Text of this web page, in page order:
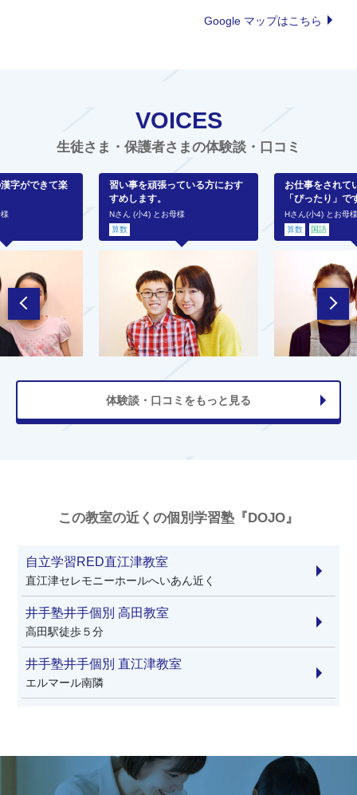
Google マップはこちら
VOICES
生徒さま・保護者さまの体験談・口コミ
字ができて楽
習い事を頑張っている方におす
すめします。
Nさん (小4) とお母様
算数
お仕事をされて
「ぴったり」で
Hさん(小4) とお母
算数
国語
体験談・口コミをもっと見る
この教室の近くの個別学習塾『DOJO』
自立学習RED直江津教室
直江津セレモニーホールへいあん近く
井手塾井手個別 高田教室
高田駅徒歩５分
井手塾井手個別 直江津教室
エルマール南隣